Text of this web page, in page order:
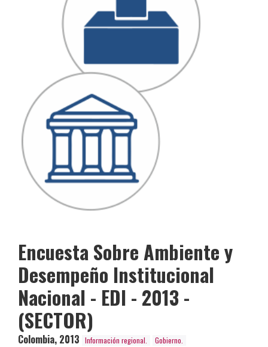
Encuesta Sobre Ambiente y
Desempeño Institucional
Nacional - EDI - 2013 -
(SECTOR)
Colombia, 2013 Información regional.
Gobierno.